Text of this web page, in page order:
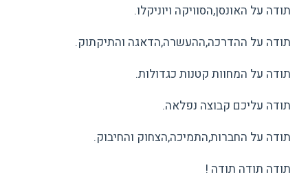
תודה על האונסן,הסוויקה ויוניקלו.
תודה על ההדרכה,ההעשרה,הדאגה והתיקתוק.
תודה על המחוות קטנות כגדולות.
תודה עליכם קבוצה נפלאה.
תודה על החברות,התמיכה,הצחוק והחיבוק.
תודה תודה תודה !